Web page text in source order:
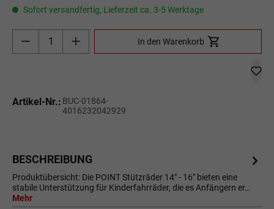
Sofort versandfertig, Lieferzeit ca. 3-5 Werktage
Produkt Anzahl: Gib den gewünschten Wert
In den Warenkorb
Artikel-Nr.: BUC-01864-
4016232042929
BESCHREIBUNG
Produktübersicht: Die POINT Stützräder 14" - 16" bieten eine
stabile Unterstützung für Kinderfahrräder, die es Anfängern er…
Mehr